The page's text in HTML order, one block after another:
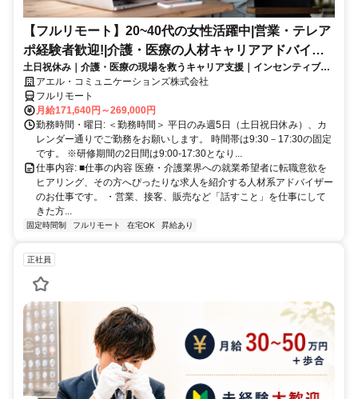
【フルリモート】20~40代の女性活躍中|営業・テレア
ポ経験者歓迎!|介護・医療の人材キャリアアドバイザ
ー
土日祝休み｜介護・医療の現場を救うキャリア支援｜インセンティブあ
り｜業界未経験からプロのアドバイザーへ
アエル・コミュニケーションズ株式会社
フルリモート
月給171,640円～269,000円
勤務時間・曜日: ＜勤務時間＞ 平日のみ週5日（土日祝日休み）、カ
レンダー通りでご勤務をお願いします。 時間帯は9:30－17:30の固定
です。 ※研修期間の2日間は9:00-17:30となり...
仕事内容: ■仕事の内容 医療・介護業界への就業希望者に転職意欲を
ヒアリング、その方へぴったりな求人を紹介する人材系アドバイザー
のお仕事です。 ・営業、接客、販売など「話すこと」を仕事にして
きた方...
固定時間制 フルリモート 在宅OK 昇給あり
正社員